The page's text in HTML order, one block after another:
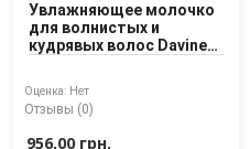
Увлажняющее молочко
для волнистых и
кудрявых волос Davines
Оценка: Нет
Отзывы (0)
956,00 грн.